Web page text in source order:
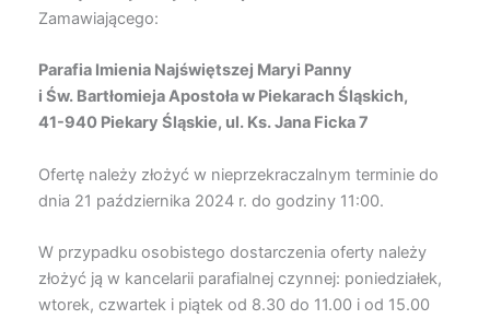
Zamawiającego:
Parafia Imienia Najświętszej Maryi Panny
i Św. Bartłomieja Apostoła w Piekarach Śląskich,
41-940 Piekary Śląskie, ul. Ks. Jana Ficka 7
Ofertę należy złożyć w nieprzekraczalnym terminie do
dnia 21 października 2024 r. do godziny 11:00.
W przypadku osobistego dostarczenia oferty należy
złożyć ją w kancelarii parafialnej czynnej: poniedziałek,
wtorek, czwartek i piątek od 8.30 do 11.00 i od 15.00